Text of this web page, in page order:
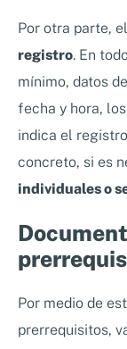
Por otra parte,
registro. En
mínimo, datos
fecha y hora,
indica el
concreto, si es
individuales o
Por medio de
prerrequisitos,